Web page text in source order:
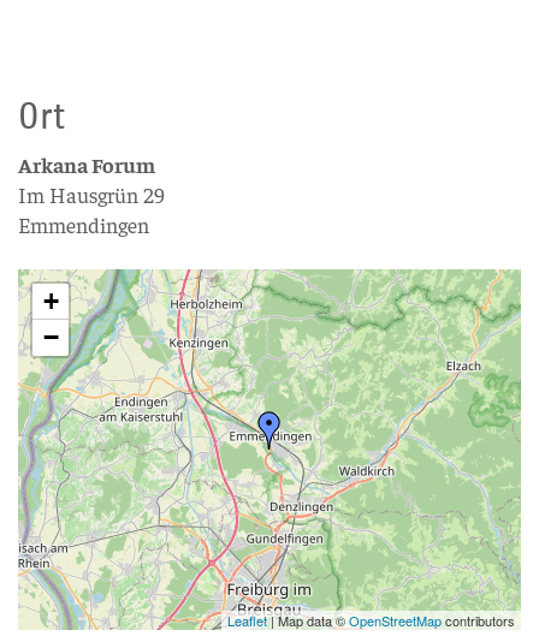
Ort
Arkana Forum
Im Hausgrün 29
Emmendingen
+
−
Leaflet| Map data ©OpenStreetMapcontributors